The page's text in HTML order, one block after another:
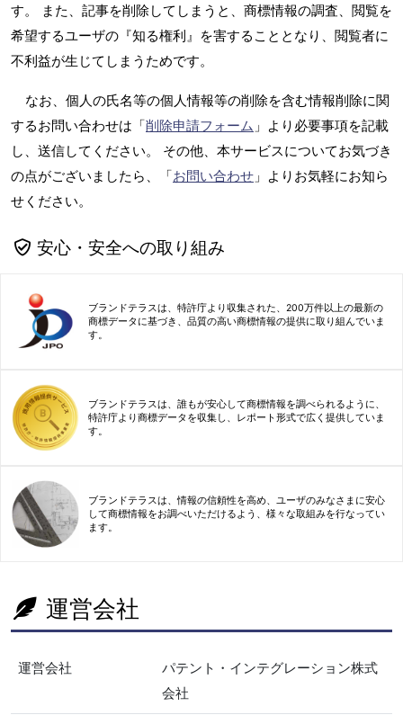
す。 また、記事を削除してしまうと、商標情報の調査、閲覧を
希望するユーザの『知る権利』を害することとなり、閲覧者に
不利益が生じてしまうためです。
なお、個人の氏名等の個人情報等の削除を含む情報削除に関
するお問い合わせは「削除申請フォーム 」より必要事項を記載
し、送信してください。 その他、本サービスについてお気づき
の点がございましたら、「お問い合わせ 」よりお気軽にお知ら
せください。
安心・安全への取り組み
ブランドテラスは、特許庁より収集された、200万件以上の最新の
商標データに基づき、品質の高い商標情報の提供に取り組んでいま
す。
ブランドテラスは、誰もが安心して商標情報を調べられるように、
特許庁より商標データを収集し、レポート形式で広く提供していま
す。
ブランドテラスは、情報の信頼性を高め、ユーザのみなさまに安心
して商標情報をお調べいただけるよう、様々な取組みを行なってい
ます。
運営会社
運営会社
パテント・インテグレーション株式
会社